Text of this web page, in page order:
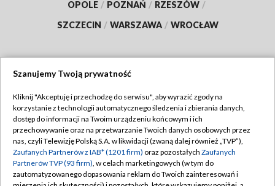
OPOLE / POZNAŃ / RZESZÓW /
SZCZECIN / WARSZAWA / WROCŁAW
TVP
Abonament TVP
Emisja w TVP
Centrum informacji TVP
Regulamin TVP
Polityka prywatności
Moje zgody
Szanujemy Twoją prywatność
Kliknij "Akceptuję i przechodzę do serwisu", aby wyrazić zgody na
korzystanie z technologii automatycznego śledzenia i zbierania danych,
dostęp do informacji na Twoim urządzeniu końcowym i ich
przechowywanie oraz na przetwarzanie Twoich danych osobowych przez
nas, czyli Telewizję Polską S.A. w likwidacji (zwaną dalej również „TVP”),
Zaufanych Partnerów z IAB* (1201 firm) oraz pozostałych Zaufanych
Partnerów TVP (93 firm), w celach marketingowych (w tym do
zautomatyzowanego dopasowania reklam do Twoich zainteresowań i